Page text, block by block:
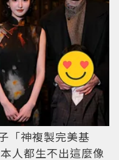
「神複製完美基
人都生不出這麼像